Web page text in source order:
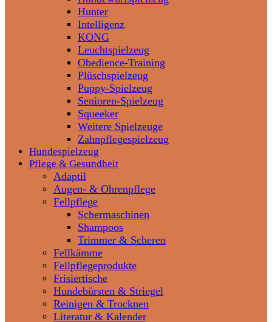
Hunter
Intelligenz
KONG
Leuchtspielzeug
Obedience-Training
Plüschspielzeug
Puppy-Spielzeug
Senioren-Spielzeug
Squeeker
Weitere Spielzeuge
Zahnpflegespielzeug
Hundespielzeug
Pflege & Gesundheit
Adaptil
Augen- & Ohrenpflege
Fellpflege
Schermaschinen
Shampoos
Trimmer & Scheren
Fellkämme
Fellpflegeprodukte
Frisiertische
Hundebürsten & Striegel
Reinigen & Trocknen
Literatur & Kalender